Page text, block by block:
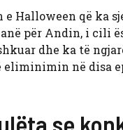
Halloween që ka
për Andin, i cili
dhe ka të
në disa
se